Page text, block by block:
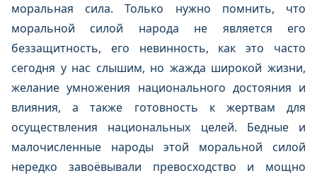
моральная сила. Только нужно помнить, что
моральной силой народа не является его
беззащитность, его невинность, как это часто
сегодня у нас слышим, но жажда широкой жизни,
желание умножения национального достояния и
влияния, а также готовность к жертвам для
осуществления национальных целей. Бедные и
малочисленные народы этой моральной силой
нередко завоёвывали превосходство и мощно